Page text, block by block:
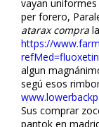
vayan uniformes
per forero,
atarax compra
https://
algun
segú esos
Sus comprar
pantok en